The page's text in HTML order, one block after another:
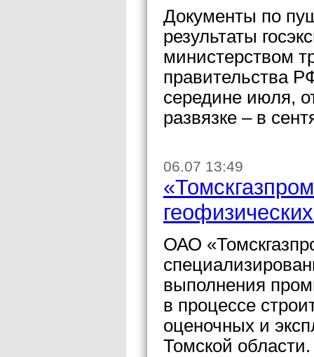
Документы по
результаты
министерством
правительства
середине июля,
развязке – в
06.07 13:49
ОАО
выполнения
в процессе
оценочных и
Томской области.